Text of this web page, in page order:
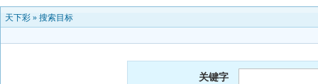
天下彩 » 搜索目标
关键字